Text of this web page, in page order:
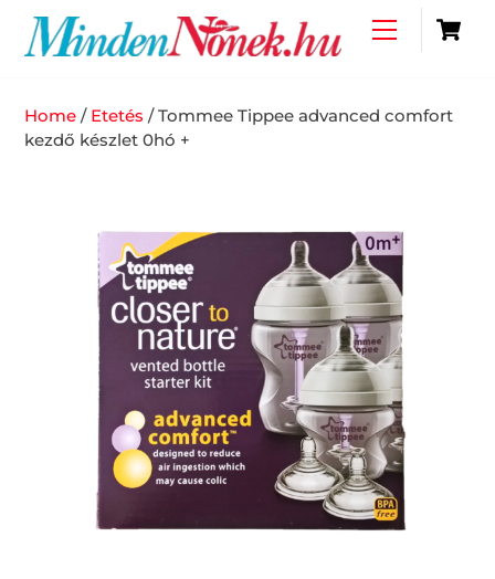
content
Menu
Home / Etetés / Tommee Tippee advanced comfort
kezdő készlet 0hó +